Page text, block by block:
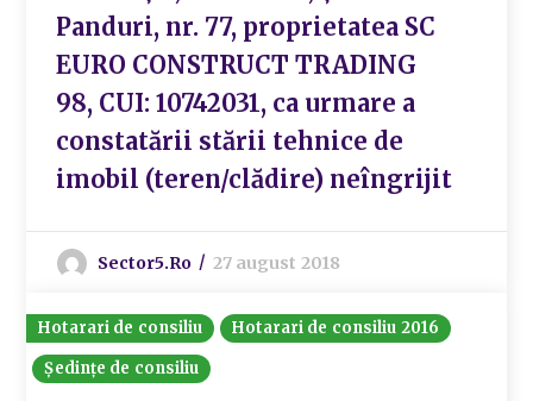
Panduri, nr. 77, proprietatea SC
EURO CONSTRUCT TRADING
98, CUI: 10742031, ca urmare a
constatării stării tehnice de
imobil (teren/clădire) neîngrijit
Sector5.ro 27 august 2018
Hotarari de consiliu
Hotarari de consiliu 2016
Ședințe de consiliu